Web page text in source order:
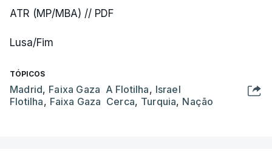
ATR (MP/MBA) // PDF
Lusa/Fim
TÓPICOS
Madrid, Faixa Gaza A Flotilha, Israel
Flotilha, Faixa Gaza Cerca, Turquia, Nação